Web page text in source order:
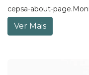
cepsa-about-
Ver Mais